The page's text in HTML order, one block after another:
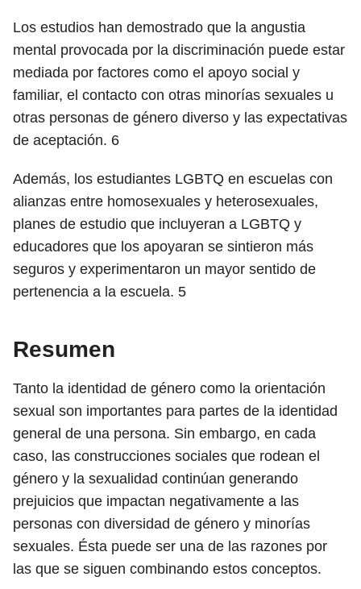
Los estudios han demostrado que la angustia
mental provocada por la discriminación puede estar
mediada por factores como el apoyo social y
familiar, el contacto con otras minorías sexuales u
otras personas de género diverso y las expectativas
de aceptación. 6
Además, los estudiantes LGBTQ en escuelas con
alianzas entre homosexuales y heterosexuales,
planes de estudio que incluyeran a LGBTQ y
educadores que los apoyaran se sintieron más
seguros y experimentaron un mayor sentido de
pertenencia a la escuela. 5
Resumen
Tanto la identidad de género como la orientación
sexual son importantes para partes de la identidad
general de una persona. Sin embargo, en cada
caso, las construcciones sociales que rodean el
género y la sexualidad continúan generando
prejuicios que impactan negativamente a las
personas con diversidad de género y minorías
sexuales. Ésta puede ser una de las razones por
las que se siguen combinando estos conceptos.